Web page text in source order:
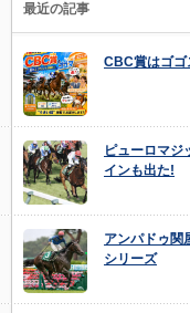
最近の記事
CBC賞はゴゴ
ピューロマジ
インも出た!
アンパドゥ関
シリーズ